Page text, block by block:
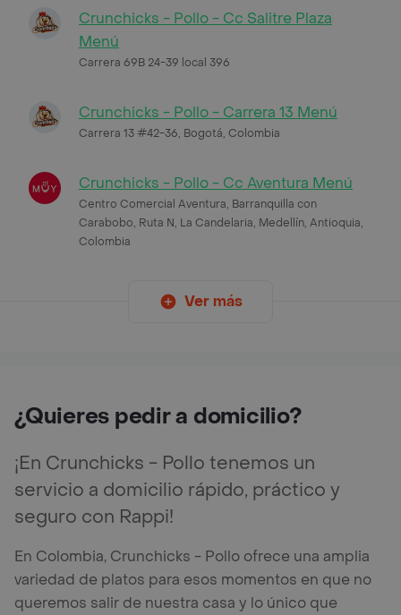
Crunchicks - Pollo - Cc Salitre Plaza
Menú
Carrera 69B 24-39 local 396
Crunchicks - Pollo - Carrera 13 Menú
Carrera 13 #42-36, Bogotá, Colombia
Crunchicks - Pollo - Cc Aventura Menú
Centro Comercial Aventura, Barranquilla con
Carabobo, Ruta N, La Candelaria, Medellín, Antioquia,
Colombia
Ver más
¿Quieres pedir a domicilio?
¡En Crunchicks - Pollo tenemos un
servicio a domicilio rápido, práctico y
seguro con Rappi!
En Colombia, Crunchicks - Pollo ofrece una amplia
variedad de platos para esos momentos en que no
queremos salir de nuestra casa y lo único que